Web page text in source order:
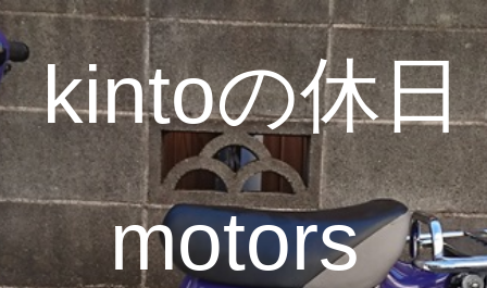
kintoの休日
motors